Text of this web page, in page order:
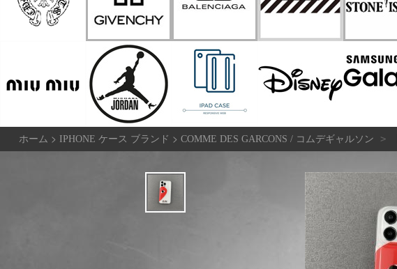
ホーム > IPHONE ケース ブランド > COMME DES GARCONS / コムデギャルソン >